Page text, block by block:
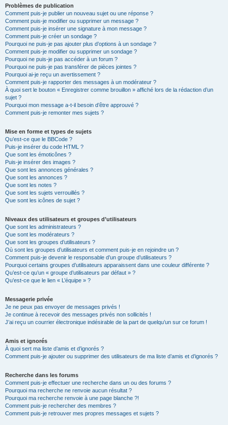
Problèmes de publication
Comment puis-je publier un nouveau sujet ou une réponse ?
Comment puis-je modifier ou supprimer un message ?
Comment puis-je insérer une signature à mon message ?
Comment puis-je créer un sondage ?
Pourquoi ne puis-je pas ajouter plus d’options à un sondage ?
Comment puis-je modifier ou supprimer un sondage ?
Pourquoi ne puis-je pas accéder à un forum ?
Pourquoi ne puis-je pas transférer de pièces jointes ?
Pourquoi ai-je reçu un avertissement ?
Comment puis-je rapporter des messages à un modérateur ?
À quoi sert le bouton « Enregistrer comme brouillon » affiché lors de la rédaction d’un
sujet ?
Pourquoi mon message a-t-il besoin d’être approuvé ?
Comment puis-je remonter mes sujets ?
Mise en forme et types de sujets
Qu’est-ce que le BBCode ?
Puis-je insérer du code HTML ?
Que sont les émoticônes ?
Puis-je insérer des images ?
Que sont les annonces générales ?
Que sont les annonces ?
Que sont les notes ?
Que sont les sujets verrouillés ?
Que sont les icônes de sujet ?
Niveaux des utilisateurs et groupes d’utilisateurs
Que sont les administrateurs ?
Que sont les modérateurs ?
Que sont les groupes d’utilisateurs ?
Où sont les groupes d’utilisateurs et comment puis-je en rejoindre un ?
Comment puis-je devenir le responsable d’un groupe d’utilisateurs ?
Pourquoi certains groupes d’utilisateurs apparaissent dans une couleur différente ?
Qu’est-ce qu’un « groupe d’utilisateurs par défaut » ?
Qu’est-ce que le lien « L’équipe » ?
Messagerie privée
Je ne peux pas envoyer de messages privés !
Je continue à recevoir des messages privés non sollicités !
J’ai reçu un courrier électronique indésirable de la part de quelqu’un sur ce forum !
Amis et ignorés
À quoi sert ma liste d’amis et d’ignorés ?
Comment puis-je ajouter ou supprimer des utilisateurs de ma liste d’amis et d’ignorés ?
Recherche dans les forums
Comment puis-je effectuer une recherche dans un ou des forums ?
Pourquoi ma recherche ne renvoie aucun résultat ?
Pourquoi ma recherche renvoie à une page blanche ?!
Comment puis-je rechercher des membres ?
Comment puis-je retrouver mes propres messages et sujets ?